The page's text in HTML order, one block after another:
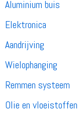
Aluminium buis
Elektronica
Aandrijving
Wielophanging
Remmen systeem
Olie en vloeistoffen